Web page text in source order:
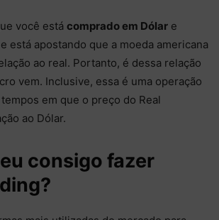
você está comprado em Dólar e
e está apostando que a moeda americana
ao real. Portanto, é dessa relação
vem. Inclusive, essa é uma operação
em que o preço do Real
ao Dólar.
consigo fazer